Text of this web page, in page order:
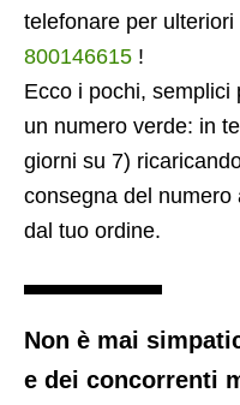
telefonare per
800146615 !
Ecco i pochi, semplici
un numero verde: in
giorni su 7)
consegna del numero
dal tuo ordine.
Non è mai
e dei concorrenti